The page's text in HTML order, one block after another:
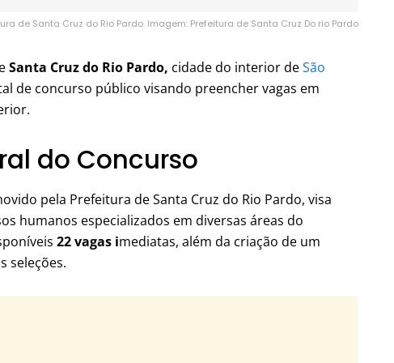
de Santa Cruz do Rio Pardo. Imagem: Prefeitura de Santa Cruz Do rio Pardo
Santa Cruz do Rio Pardo, cidade do interior deSão
de concurso público visando preencher vagas em
do Concurso
pela Prefeitura de Santa Cruz do Rio Pardo, visa
humanos especializados em diversas áreas do
22 vagas imediatas, além da criação de um
seleções.